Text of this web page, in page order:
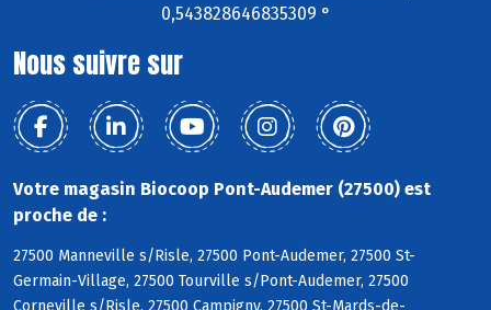
0,543828646835309 °
Nous suivre sur
Votre magasin Biocoop Pont-Audemer (27500) est
proche de :
27500 Manneville s/Risle, 27500 Pont-Audemer, 27500 St-
Germain-Village, 27500 Tourville s/Pont-Audemer, 27500